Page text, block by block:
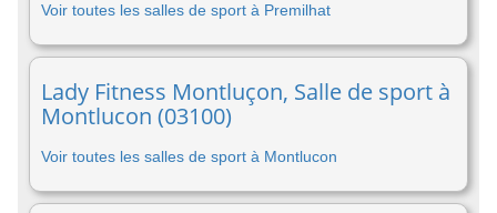
Voir toutes les salles de sport à Premilhat
Lady Fitness Montluçon, Salle de sport à
Montlucon (03100)
Voir toutes les salles de sport à Montlucon